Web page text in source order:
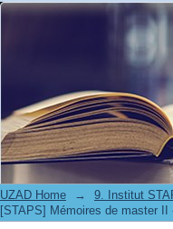
UZAD Home →